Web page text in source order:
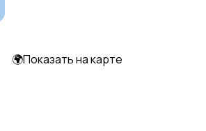
🌍Показать на карте